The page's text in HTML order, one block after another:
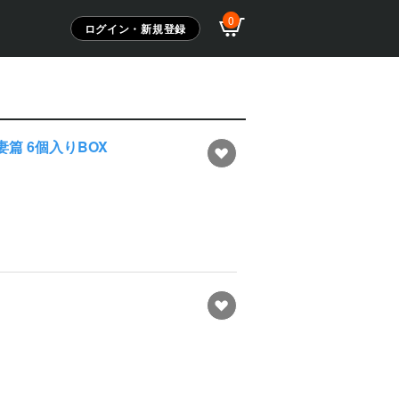
ログイン・新規登録
0
篇 6個入りBOX